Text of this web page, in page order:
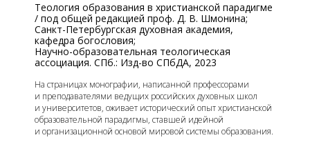
Теология образования в христианской парадигме
/ под общей редакцией проф. Д. В. Шмонина;
Санкт-Петербургская духовная академия,
кафедра богословия;
Научно-образовательная теологическая
ассоциация. СПб.: Изд-во СПбДА, 2023
На страницах монографии, написанной профессорами
и преподавателями ведущих российских духовных школ
и университетов, оживает исторический опыт христианской
образовательной парадигмы, ставшей идейной
и организационной основой мировой системы образования.